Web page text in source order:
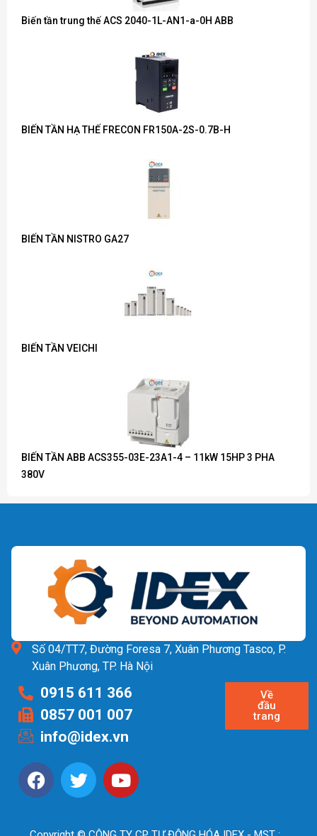
Biến tần trung thế ACS 2040-1L-AN1-a-0H ABB
BIẾN TẦN HẠ THẾ FRECON FR150A-2S-0.7B-H
BIẾN TẦN NISTRO GA27
BIẾN TẦN VEICHI
BIẾN TẦN ABB ACS355-03E-23A1-4 – 11kW 15HP 3 PHA
380V
Số 04/TT7, Đường Foresa 7, Xuân Phương Tasco, P.
Xuân Phương, TP. Hà Nội
0915 611 366
0857 001 007
info@idex.vn
Về
đầu
trang